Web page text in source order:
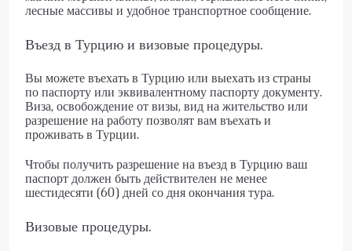
лесные массивы и удобное транспортное сообщение.
Въезд в Турцию и визовые процедуры.
Вы можете въехать в Турцию или выехать из страны
по паспорту или эквивалентному паспорту документу.
Виза, освобождение от визы, вид на жительство или
разрешение на работу позволят вам въехать и
проживать в Турции.
Чтобы получить разрешение на въезд в Турцию ваш
паспорт должен быть действителен не менее
шестидесяти (60) дней со дня окончания тура.
Визовые процедуры.